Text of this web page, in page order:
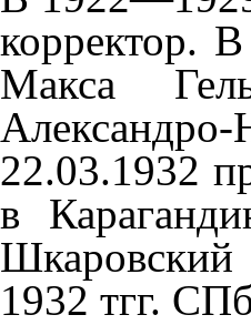
корректор.
Макса
22.03.1932
в
1932 тгг.